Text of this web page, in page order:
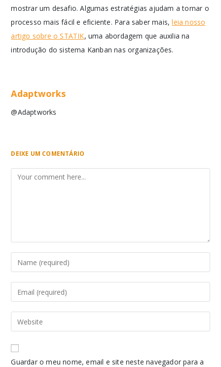
mostrar um desafio. Algumas estratégias ajudam a tornar o
processo mais fácil e eficiente. Para saber mais,leia nosso
artigo sobre o STATIK, uma abordagem que auxilia na
introdução do sistema Kanban nas organizações.
Adaptworks
@Adaptworks
DEIXE UM COMENTÁRIO
Guardar o meu nome, email e site neste navegador para a